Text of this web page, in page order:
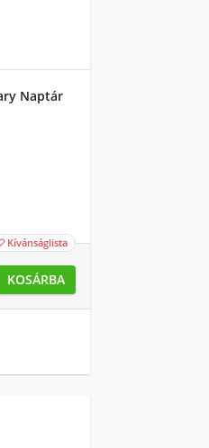
Naptár
Kívánságlista
KOSÁRBA